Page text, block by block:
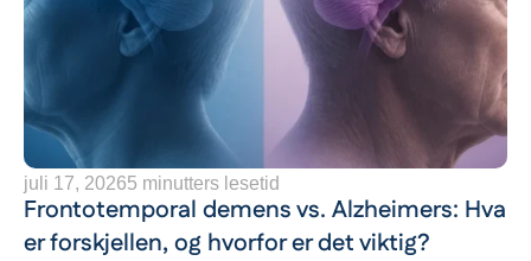
juli 17, 20265 minutters lesetid
Frontotemporal demens vs. Alzheimers: Hva
er forskjellen, og hvorfor er det viktig?